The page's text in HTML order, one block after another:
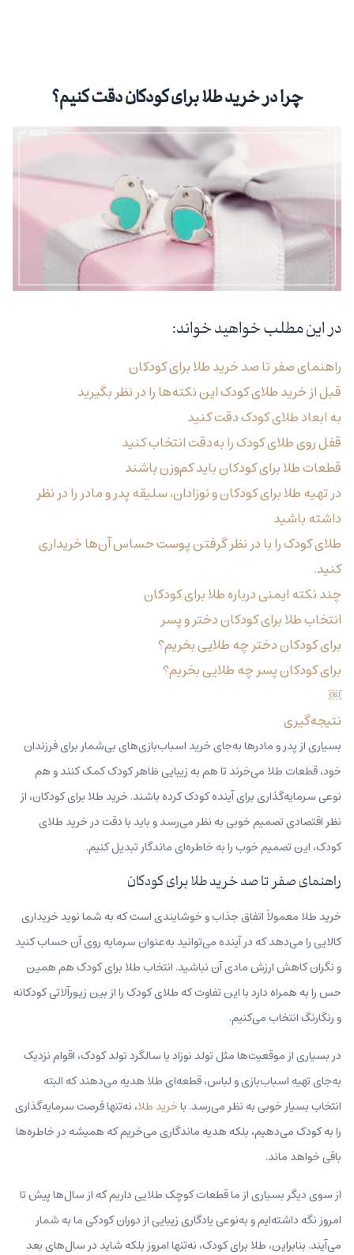
چرا در خرید طلا برای کودکان دقت کنیم؟
در این مطلب خواهید خواند:
راهنمای صفر تا صد خرید طلا برای کودکان
قبل از خرید طلای کودک این نکته‌ها را در نظر بگیرید
به ابعاد طلای کودک دقت کنید
قفل روی طلای کودک را به‌دقت انتخاب کنید
قطعات طلا برای کودکان باید کم‌وزن باشند
در تهیه طلا برای کودکان و نوزادان، سلیقه پدر و مادر را در نظر
داشته باشید
طلای کودک را با در نظر گرفتن پوست حساس آن‌ها خریداری
کنید.
چند نکته ایمنی درباره طلا برای کودکان
انتخاب طلا برای کودکان دختر و پسر
برای کودکان دختر چه طلایی بخریم؟
برای کودکان پسر چه طلایی بخریم؟
￼
نتیجه‌گیری
بسیاری از پدر و مادرها به‌جای خرید اسباب‌بازی‌های بی‌شمار برای فرزندان
خود، قطعات طلا می‌خرند تا هم به زیبایی ظاهر کودک کمک کنند و هم
نوعی سرمایه‌گذاری برای آینده کودک کرده باشند. خرید طلا برای کودکان، از
نظر اقتصادی تصمیم خوبی به‌‌ نظر می‌رسد و باید با دقت در خرید طلای
کودک، این تصمیم خوب را به خاطره‌ای ماندگار تبدیل کنیم.
راهنمای صفر تا صد خرید طلا برای کودکان
خرید طلا معمولاً اتفاق جذاب و خوشایندی است که به شما نوید خریداری
کالایی را می‌دهد که در آینده می‌توانید به‌عنوان سرمایه روی آن حساب کنید
و نگران کاهش ارزش مادی آن نباشید. انتخاب طلا برای کودک هم همین
حس را به‌ همراه دارد با این تفاوت که طلای کودک را از بین زیورآلاتی کودکانه
و رنگارنگ انتخاب می‌کنیم.
در بسیاری از موقعیت‌ها مثل تولد نوزاد یا سالگرد‌ تولد کودک، اقوام نزدیک
به‌جای تهیه اسباب‌بازی و لباس، قطعه‌ای طلا هدیه می‌دهند که البته
انتخاب بسیار خوبی به‌ نظر می‌رسد. باخرید طلا، نه‌تنها فرصت سرمایه‌گذاری
را به کودک می‌دهیم، بلکه هدیه ماندگاری می‌خریم که همیشه در خاطره‌ها
باقی خواهد ماند.
از سوی دیگر بسیاری از ما قطعات کوچک طلایی داریم که از سال‌ها پیش تا
امروز نگه داشته‌ایم و به‌نوعی یادگاری زیبایی از دوران کودکی ما به‌ شمار
می‌آیند. بنابراین، طلا برای کودک، نه‌تنها امروز بلکه شاید در سال‌های بعد